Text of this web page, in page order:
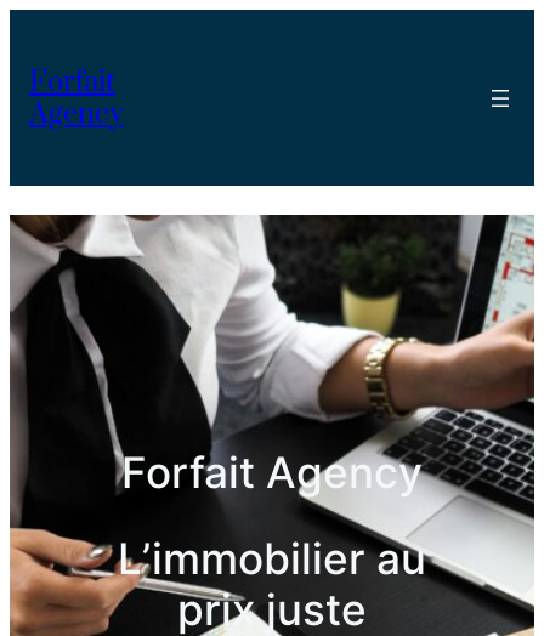
Forfait
Agency
Forfait Agency
Lʼimmobilier au
prix juste